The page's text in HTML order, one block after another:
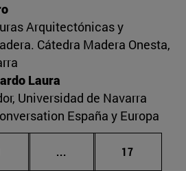
Arquitectónicas y
Cátedra Madera Onesta,
Laura
Universidad de Navarra
España y Europa
... Páginas intermedias
Página
17